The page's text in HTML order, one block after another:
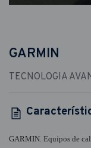
GARMIN
TECNOLOGIA
GARMIN. Equipos de